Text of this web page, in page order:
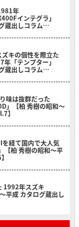
年
インテグラ」
蔵出しコラム
キの個性を際立た
「テンプター」
蔵出しコラム
味は抜群だった
」【柏 秀樹の昭和～
】
経て国内で大人気
【柏 秀樹の昭和～平
1992年スズキ
平成 カタログ蔵出し